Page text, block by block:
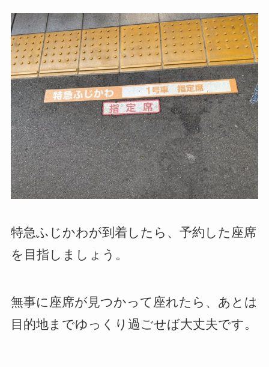
特急ふじかわが到着したら、予約した座席
を目指しましょう。
無事に座席が見つかって座れたら、あとは
目的地までゆっくり過ごせば大丈夫です。